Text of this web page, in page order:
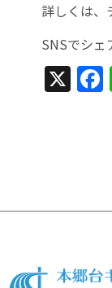
詳しくは、
SNSでシェ
X